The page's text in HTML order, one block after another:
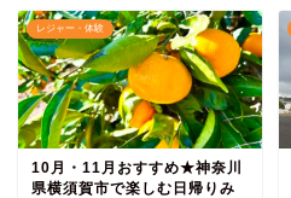
レジャー・体験
10月・11月おすすめ★神奈川
県横須賀市で楽しむ日帰りみ